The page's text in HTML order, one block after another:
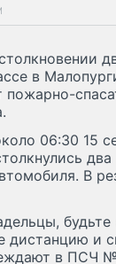
в
06:30 15
два
В
дистанцию и
в ПСЧ №